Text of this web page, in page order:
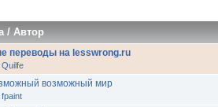
/Автор
переводы на lesswrong.ru
Quilfe
возможный мир
fpaint